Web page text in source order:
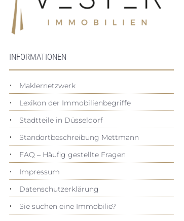
INFORMATIONEN
Maklernetzwerk
Lexikon der Immobilienbegriffe
Stadtteile in Düsseldorf
Standortbeschreibung Mettmann
FAQ – Häufig gestellte Fragen
Impressum
Datenschutz­erklärung
Sie suchen eine Immobilie?